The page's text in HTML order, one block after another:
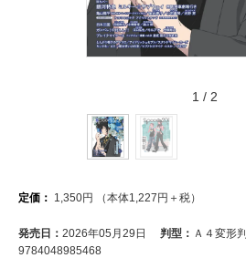
1 / 2
定価： 1,350円 （本体1,227 円＋税）
発売日： 2026年05月29日 判型： Ａ４変形判
9784048985468